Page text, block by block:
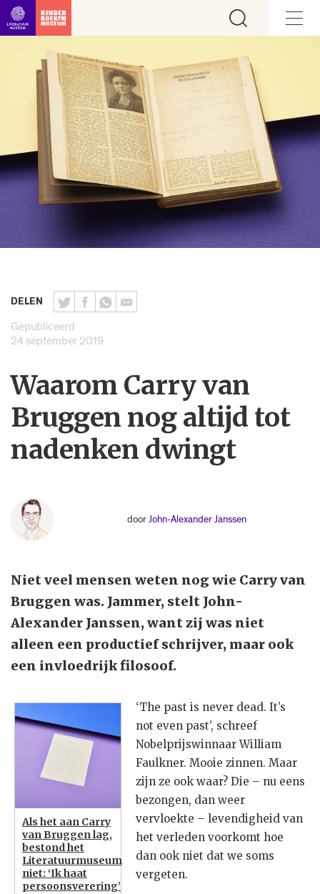
Ga direct naar inhoud
DELEN
Gepubliceerd
24 september 2019
Waarom Carry van
Bruggen nog altijd tot
nadenken dwingt
doorJohn-Alexander Janssen
Niet veel mensen weten nog wie Carry van
Bruggen was. Jammer, stelt John-
Alexander Janssen, want zij was niet
alleen een productief schrijver, maar ook
een invloedrijk filosoof.
Als het aan Carry
van Bruggen lag,
bestond het
Literatuurmuseum
niet: ‘Ik haat
persoonsverering’
‘The past is never dead. It’s
not even past’, schreef
Nobelprijswinnaar William
Faulkner. Mooie zinnen. Maar
zijn ze ook waar? Die – nu eens
bezongen, dan weer
vervloekte – levendigheid van
het verleden voorkomt hoe
dan ook niet dat we soms
vergeten.